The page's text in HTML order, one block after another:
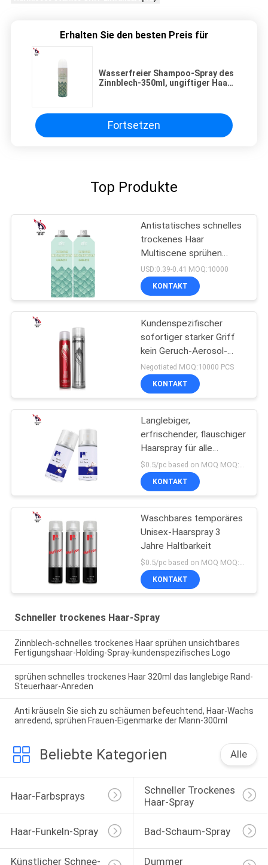
Erhalten Sie den besten Preis für
Wasserfreier Shampoo-Spray des
Zinnblech-350ml, ungiftiger Haar-
Fortsetzen
Top Produkte
Antistatisches schnelles
trockenes Haar
Multiscene sprühen
harmlose transparente
Farbe
USD:0.39-0.41 MOQ:10000
KONTAKT
Kundenspezifischer
sofortiger starker Griff
kein Geruch-Aerosol-
Haar-Spray für Männer
und Frau
Negotiated MOQ:10000 PCS
KONTAKT
Langlebiger,
erfrischender, flauschiger
Haarspray für alle
Haartypen
KONTAKT
Waschbares temporäres
Unisex-Haarspray 3
Jahre Haltbarkeit
KONTAKT
Schneller trockenes Haar-Spray
Zinnblech-schnelles trockenes Haar sprühen unsichtbares
Fertigungshaar-Holding-Spray-kundenspezifisches Logo
sprühen schnelles trockenes Haar 320ml das langlebige Rand-
Steuerhaar-Anreden
Anti kräuseln Sie sich zu schäumen befeuchtend, Haar-Wachs
anredend, sprühen Frauen-Eigenmarke der Mann-300ml
Beliebte Kategorien Alle
Haar-Farbsprays
Schneller Trockenes
Haar-Spray
Haar-Funkeln-Spray Bad-Schaum-Spray
Künstlicher Schnee- Dummer